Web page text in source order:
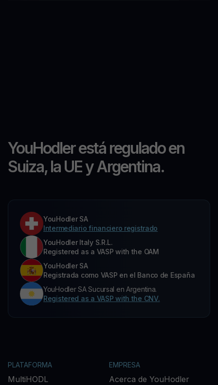
YouHodler está regulado en
Suiza, la UE y Argentina.
YouHodler SA
Intermediario financiero registrado
YouHodler Italy S.R.L.
Registered as a VASP with the OAM
YouHodler SA
Registrada como VASP en el Banco de España
YouHodler SA Sucursal en Argentina.
Registered as a VASP with the CNV.
PLATAFORMA
MultiHODL
EMPRESA
Acerca de YouHodler